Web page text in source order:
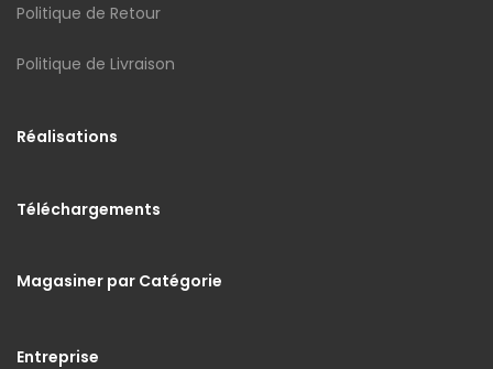
Politique de Retour
Politique de Livraison
Réalisations
Téléchargements
Magasiner par Catégorie
Entreprise